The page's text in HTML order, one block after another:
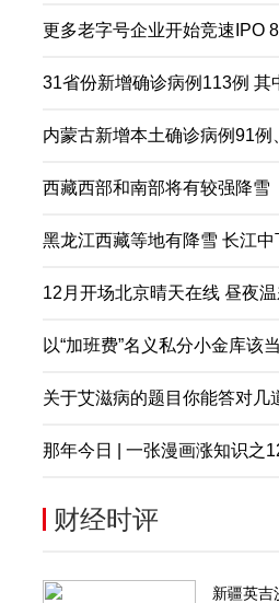
31省份新增确诊病例113例 其
西藏西部和南部将有较强降雪
那年今日 | 一张漫画涨知识之
财经时评
新疆英吉